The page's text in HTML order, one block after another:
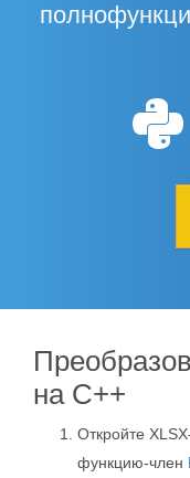
на C++
Откройте
функцию-член